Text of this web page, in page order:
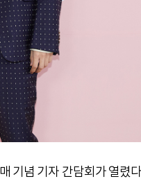
기념 기자 간담회가 열렸